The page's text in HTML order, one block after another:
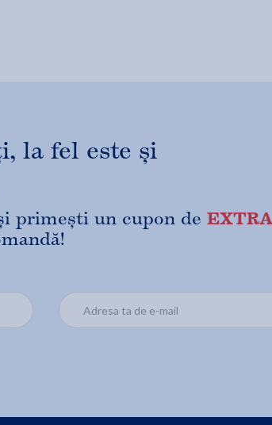
la fel este și
primești un cupon de